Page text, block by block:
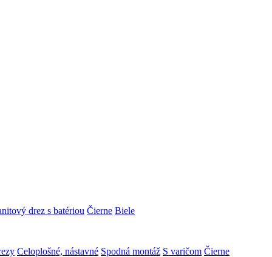
drez s batériou Čierne Biele
Celoplošné, nástavné Spodná montáž S varičom Čierne